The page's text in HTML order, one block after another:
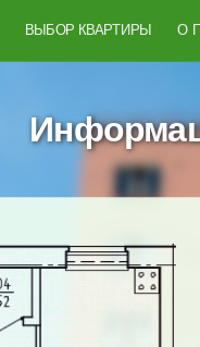
ВЫБОР КВАРТИРЫ О